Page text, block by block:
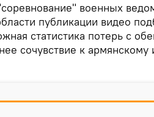
военных
публикации видео
статистика потерь с
сочувствие к